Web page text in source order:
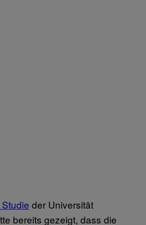
der Universität
bereits gezeigt, dass die